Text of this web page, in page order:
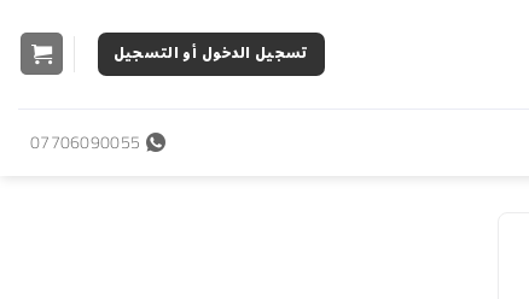
تسجيل الدخول أو التسجيل
07706090055